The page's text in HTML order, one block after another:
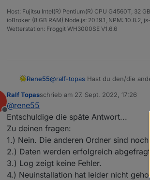
Host: Fujitsu Intel(R) Pentium(R) CPU G4560T, 32
ioBroker (8 GB RAM) Node.js: 20.19.1, NPM: 10.8.2,
Wetterstation: Froggit WH3000SE V1.6.6
Rene55@ralf-topas Hast du den/die
komplett zu löschen und neu zu
Offline
Ralf Topasschrieb am 27. Sept. 2022, 17:26
zuletzt editiert von
@rene55
Entschuldige die späte Antwort...
Zu deinen fragen:
1.) Nein. Die anderen Ordner sind
2.) Daten werden erfolgreich
3.) Log zeigt keine Fehler.
4.) Neuinstallation hat leider nicht